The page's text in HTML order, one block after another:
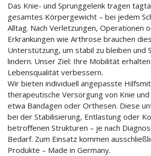
Das Knie- und Sprunggelenk tragen
gesamtes Körpergewicht – bei jedem
Alltag. Nach Verletzungen, Operationen
Erkrankungen wie Arthrose brauchen
Unterstützung, um stabil zu bleiben und
lindern. Unser Ziel: Ihre Mobilität
Lebensqualität verbessern.
Wir bieten individuell angepasste
therapeutische Versorgung von Knie und
etwa Bandagen oder Orthesen. Diese
bei der Stabilisierung, Entlastung oder
betroﬀenen Strukturen – je nach
Bedarf. Zum Einsatz kommen
Produkte – Made in Germany.